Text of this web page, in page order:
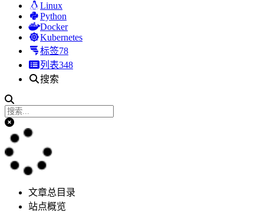
Linux
Python
Docker
Kubernetes
标签78
列表348
搜索
文章总目录
站点概览